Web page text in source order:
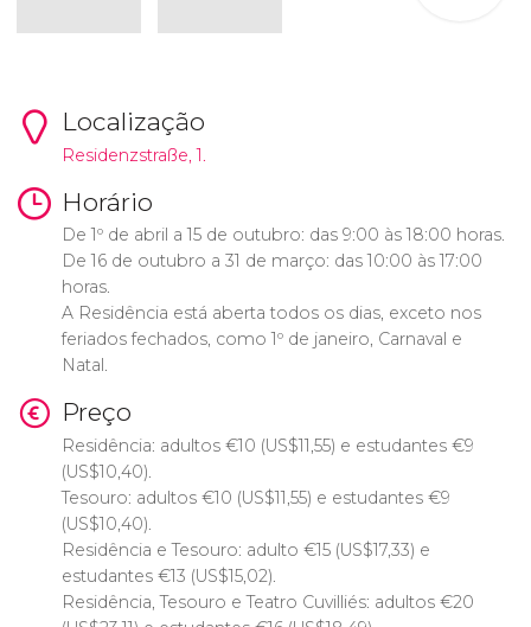
Localização
Residenzstraße, 1.
Horário
De 1º de abril a 15 de outubro: das 9:00 às 18:00 horas.
De 16 de outubro a 31 de março: das 10:00 às 17:00
horas.
A Residência está aberta todos os dias, exceto nos
feriados fechados, como 1º de janeiro, Carnaval e
Natal.
Preço
Residência: adultos €10 (US$11,55) e estudantes €9
(US$10,40).
Tesouro: adultos €10 (US$11,55) e estudantes €9
(US$10,40).
Residência e Tesouro: adulto €15 (US$17,33) e
estudantes €13 (US$15,02).
Residência, Tesouro e Teatro Cuvilliés: adultos €20